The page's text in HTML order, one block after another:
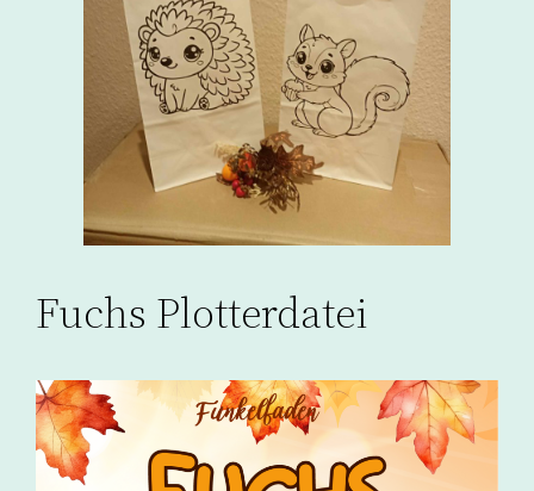
Fuchs Plotterdatei